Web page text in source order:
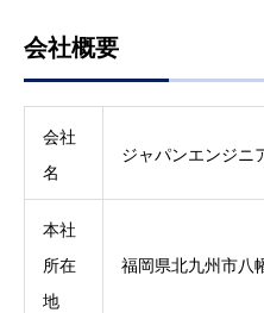
会社概要
会社
名
ジャパンエンジニ
本社
所在
地
福岡県北九州市八